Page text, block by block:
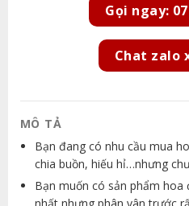
Gọi ngay:
Chat zalo
MÔ TẢ
Bạn đang có nhu cầu mua
chia buồn, hiếu hỉ…nhưng
Bạn muốn có sản phẩm